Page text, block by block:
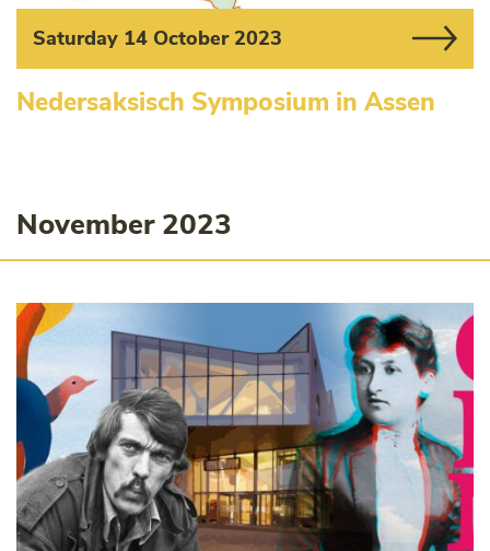
Saturday 14 October 2023
Nedersaksisch Symposium in Assen
November 2023